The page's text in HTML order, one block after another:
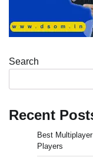
Search
Recent
Best
Players